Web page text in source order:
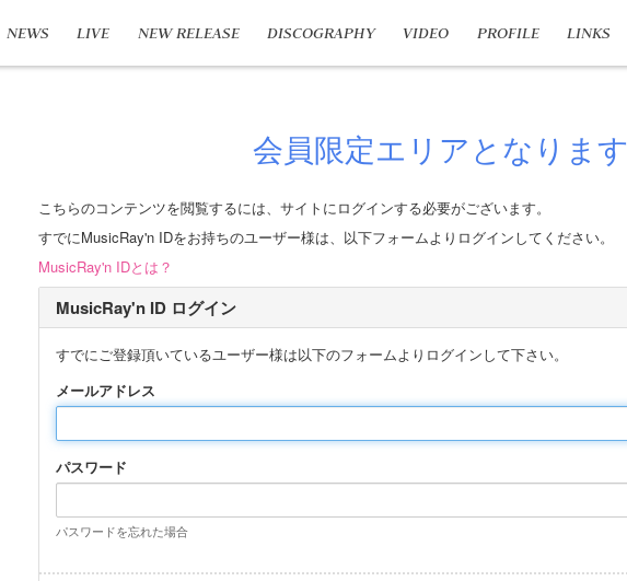
NEWS LIVE NEW RELEASE DISCOGRAPHY VIDEO PROFILE LINKS
会員限定エリアとなります
こちらのコンテンツを閲覧するには、サイトにログインする必要がございます。
すでにMusicRay'n IDをお持ちのユーザー様は、以下フォームよりログインしてください。
MusicRay'n IDとは？
MusicRay'n ID ログイン
すでにご登録頂いているユーザー様は以下のフォームよりログインして下さい。
メールアドレス
パスワード
パスワードを忘れた場合